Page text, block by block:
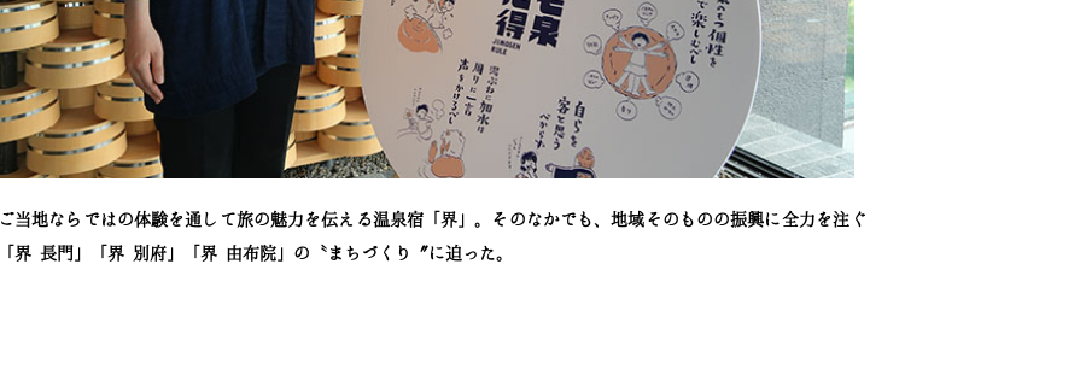
ご当地ならではの体験を通して旅の魅力を伝える温泉宿「界」。そのなかでも、地域そのものの振興に全力を注ぐ
「界 長門」「界 別府」「界 由布院」の〝まちづくり〞に迫った。